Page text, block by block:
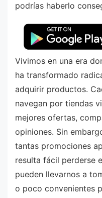
podrías haberlo
Vivimos en una era
ha transformado
adquirir productos.
navegan por tiendas
mejores ofertas,
opiniones. Sin
tantas promociones
resulta fácil perderse
pueden llevarnos a
o poco convenientes